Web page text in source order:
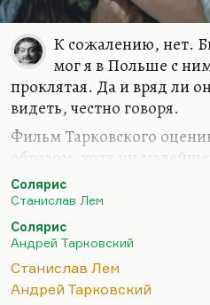
К сожалению, нет.
мог я в Польше с
проклятая. Да и вряд ли
видеть, честно говоря.
Фильм Тарковского
образом, хотя ни
имеет к роману
но такое, весьма и весьма
Станислав Лем был прав:
представлений. Про
всё довольно глубоко и
посылает им этих
Солярис
Станислав Лем
Солярис
Андрей Тарковский
Станислав Лем
Андрей Тарковский